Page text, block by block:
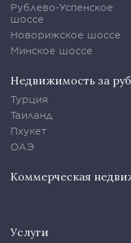
Рублево-Успенское
шоссе
Новорижское шоссе
Минское шоссе
Недвижимость за
Турция
Таиланд
Пхукет
ОАЭ
Коммерческая
Услуги